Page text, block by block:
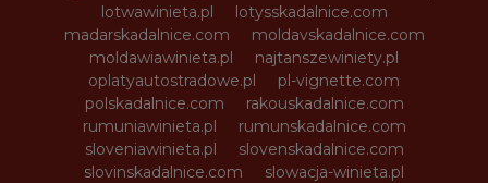
lotwawinieta.pl
lotysskadalnice.com
madarskadalnice.com
moldavskadalnice.com
moldawiawinieta.pl
najtanszewiniety.pl
oplatyautostradowe.pl
pl-vignette.com
polskadalnice.com
rakouskadalnice.com
rumuniawinieta.pl
rumunskadalnice.com
sloveniawinieta.pl
slovenskadalnice.com
slovinskadalnice.com
slowacja-winieta.pl